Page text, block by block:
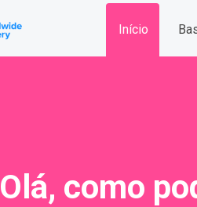
Início
Olá, como